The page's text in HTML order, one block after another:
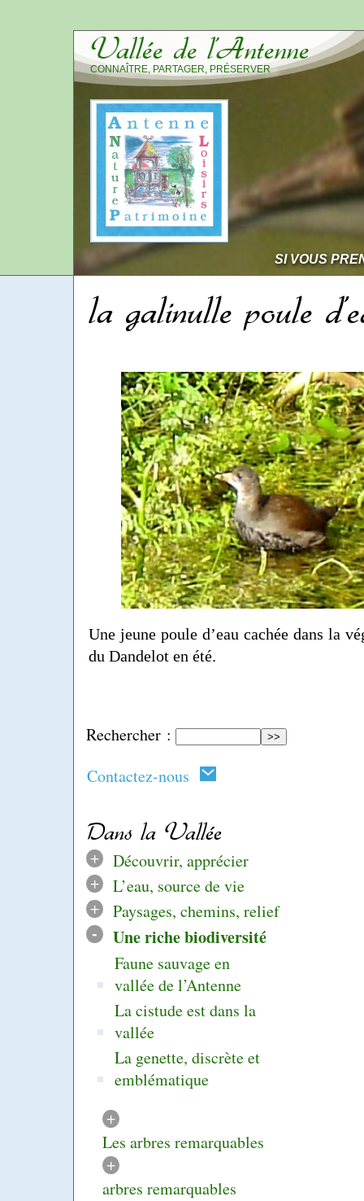
Vallée de l’Antenne
CONNAÎTRE, PARTAGER, PRÉSERVER
SI VOUS
Rechercher :
Contactez-nous
Dans la Vallée
+
Découvrir, apprécier
+
L’eau, source de vie
+
Paysages, chemins, relief
- Une riche biodiversité
Faune sauvage en
vallée de l’Antenne
La cistude est dans la
vallée
La genette, discrète et
emblématique
+
Les arbres remarquables
+
arbres remarquables
la galinulle poule
Une jeune poule d’eau cachée dans la
du Dandelot en été.